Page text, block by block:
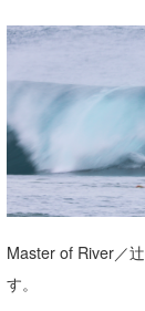
ニュース
会員メニュー
今月のプレゼン
Master of River／
す。
トラベル
ショップ情報
湘南
千葉北
伊豆
ウラナミ
お知らせ
その他
ルール＆How to